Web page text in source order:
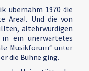
übernahm 1970 die
Areal. Und die von
altehrwürdigen
in ein unerwartetes
Musikforum“ unter
die Bühne ging.